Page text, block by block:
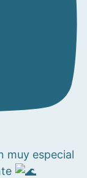
muy especial